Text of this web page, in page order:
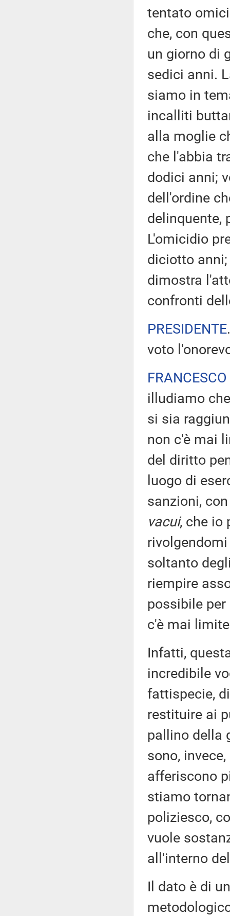
tentato
che, con
un giorno di
sedici anni.
siamo in
incalliti
alla moglie
che l'abbia
dodici anni;
dell'ordine
delinquente,
L'omicidio
diciotto
dimostra
confronti
PRESIDENTE
voto
illudiamo
si sia
non c'è mai
del diritto
luogo di
sanzioni,
vacui, che io
soltanto
riempire
possibile per
c'è mai
Infatti,
incredibile
fattispecie,
restituire ai
pallino della
sono,
afferiscono
stiamo
poliziesco,
vuole
all'interno
Il dato è di